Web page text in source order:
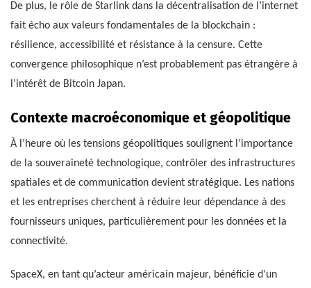
De plus, le rôle de Starlink dans la décentralisation de l’internet
fait écho aux valeurs fondamentales de la blockchain :
résilience, accessibilité et résistance à la censure. Cette
convergence philosophique n’est probablement pas étrangère à
l’intérêt de Bitcoin Japan.
Contexte macroéconomique et géopolitique
À l’heure où les tensions géopolitiques soulignent l’importance
de la souveraineté technologique, contrôler des infrastructures
spatiales et de communication devient stratégique. Les nations
et les entreprises cherchent à réduire leur dépendance à des
fournisseurs uniques, particulièrement pour les données et la
connectivité.
SpaceX, en tant qu’acteur américain majeur, bénéficie d’un